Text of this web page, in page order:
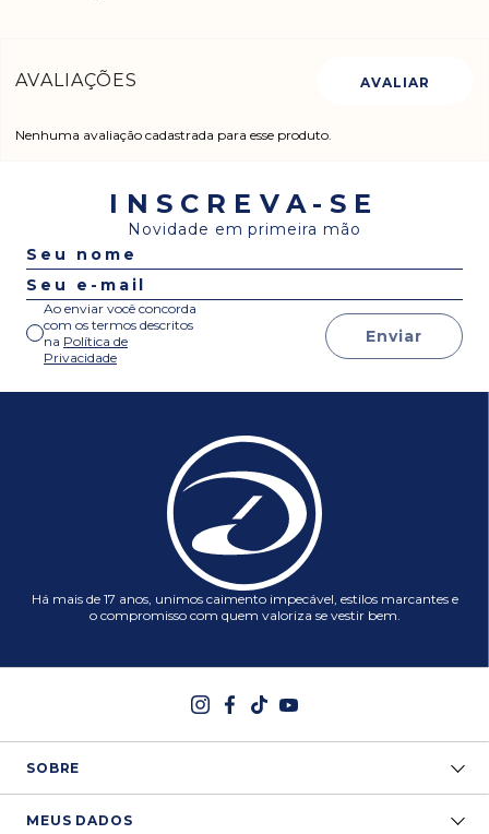
Nenhuma avaliação cadastrada para esse produto.
INSCREVA-SE
Novidade em primeira mão
Enviar
Ao enviar você concorda
com os termos descritos
na Política de
Privacidade
Há mais de 17 anos, unimos caimento impecável, estilos marcantes e
o compromisso com quem valoriza se vestir bem.
SOBRE
MEUS DADOS